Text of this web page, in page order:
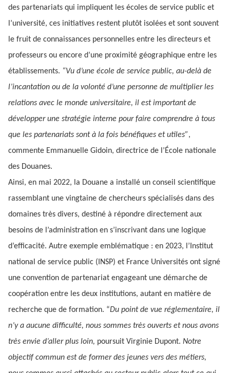
des partenariats qui impliquent les écoles de service public et
l’université, ces initiatives restent plutôt isolées et sont souvent
le fruit de connaissances personnelles entre les directeurs et
professeurs ou encore d’une proximité géographique entre les
établissements. “Vu d’une école de service public, au-delà de
l’incantation ou de la volonté d’une personne de multiplier les
relations avec le monde universitaire, il est important de
développer une stratégie interne pour faire comprendre à tous
que les partenariats sont à la fois bénéfiques et utiles”,
commente Emmanuelle Gidoin, directrice de l’École nationale
des Douanes.
Ainsi, en mai 2022, la Douane a installé un conseil scientifique
rassemblant une vingtaine de chercheurs spécialisés dans des
domaines très divers, destiné à répondre directement aux
besoins de l’administration en s’inscrivant dans une logique
d’efficacité. Autre exemple emblématique : en 2023, l’Institut
national de service public (INSP) et France Universités ont signé
une convention de partenariat engageant une démarche de
coopération entre les deux institutions, autant en matière de
recherche que de formation. “Du point de vue réglementaire, il
n’y a aucune difficulté, nous sommes très ouverts et nous avons
très envie d’aller plus loin, poursuit Virginie Dupont. Notre
objectif commun est de former des jeunes vers des métiers,